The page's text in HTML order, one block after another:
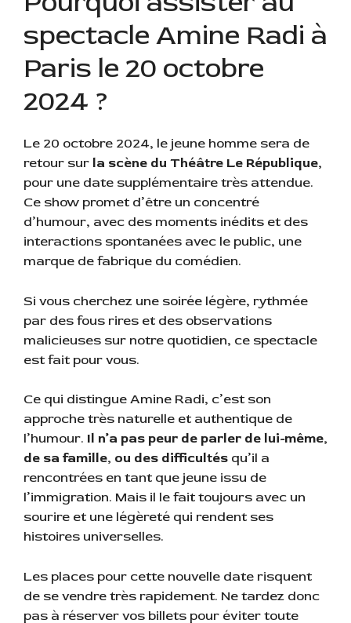
spectacle Amine Radi à
Paris le 20 octobre
2024 ?
Le 20 octobre 2024, le jeune homme sera de
retour sur la scène du Théâtre Le République,
pour une date supplémentaire très attendue.
Ce show promet d’être un concentré
d’humour, avec des moments inédits et des
interactions spontanées avec le public, une
marque de fabrique du comédien.
Si vous cherchez une soirée légère, rythmée
par des fous rires et des observations
malicieuses sur notre quotidien, ce spectacle
est fait pour vous.
Ce qui distingue Amine Radi, c’est son
approche très naturelle et authentique de
l’humour. Il n’a pas peur de parler de lui-même,
de sa famille, ou des difficultés qu’il a
rencontrées en tant que jeune issu de
l’immigration. Mais il le fait toujours avec un
sourire et une légèreté qui rendent ses
histoires universelles.
Les places pour cette nouvelle date risquent
de se vendre très rapidement. Ne tardez donc
pas à réserver vos billets pour éviter toute